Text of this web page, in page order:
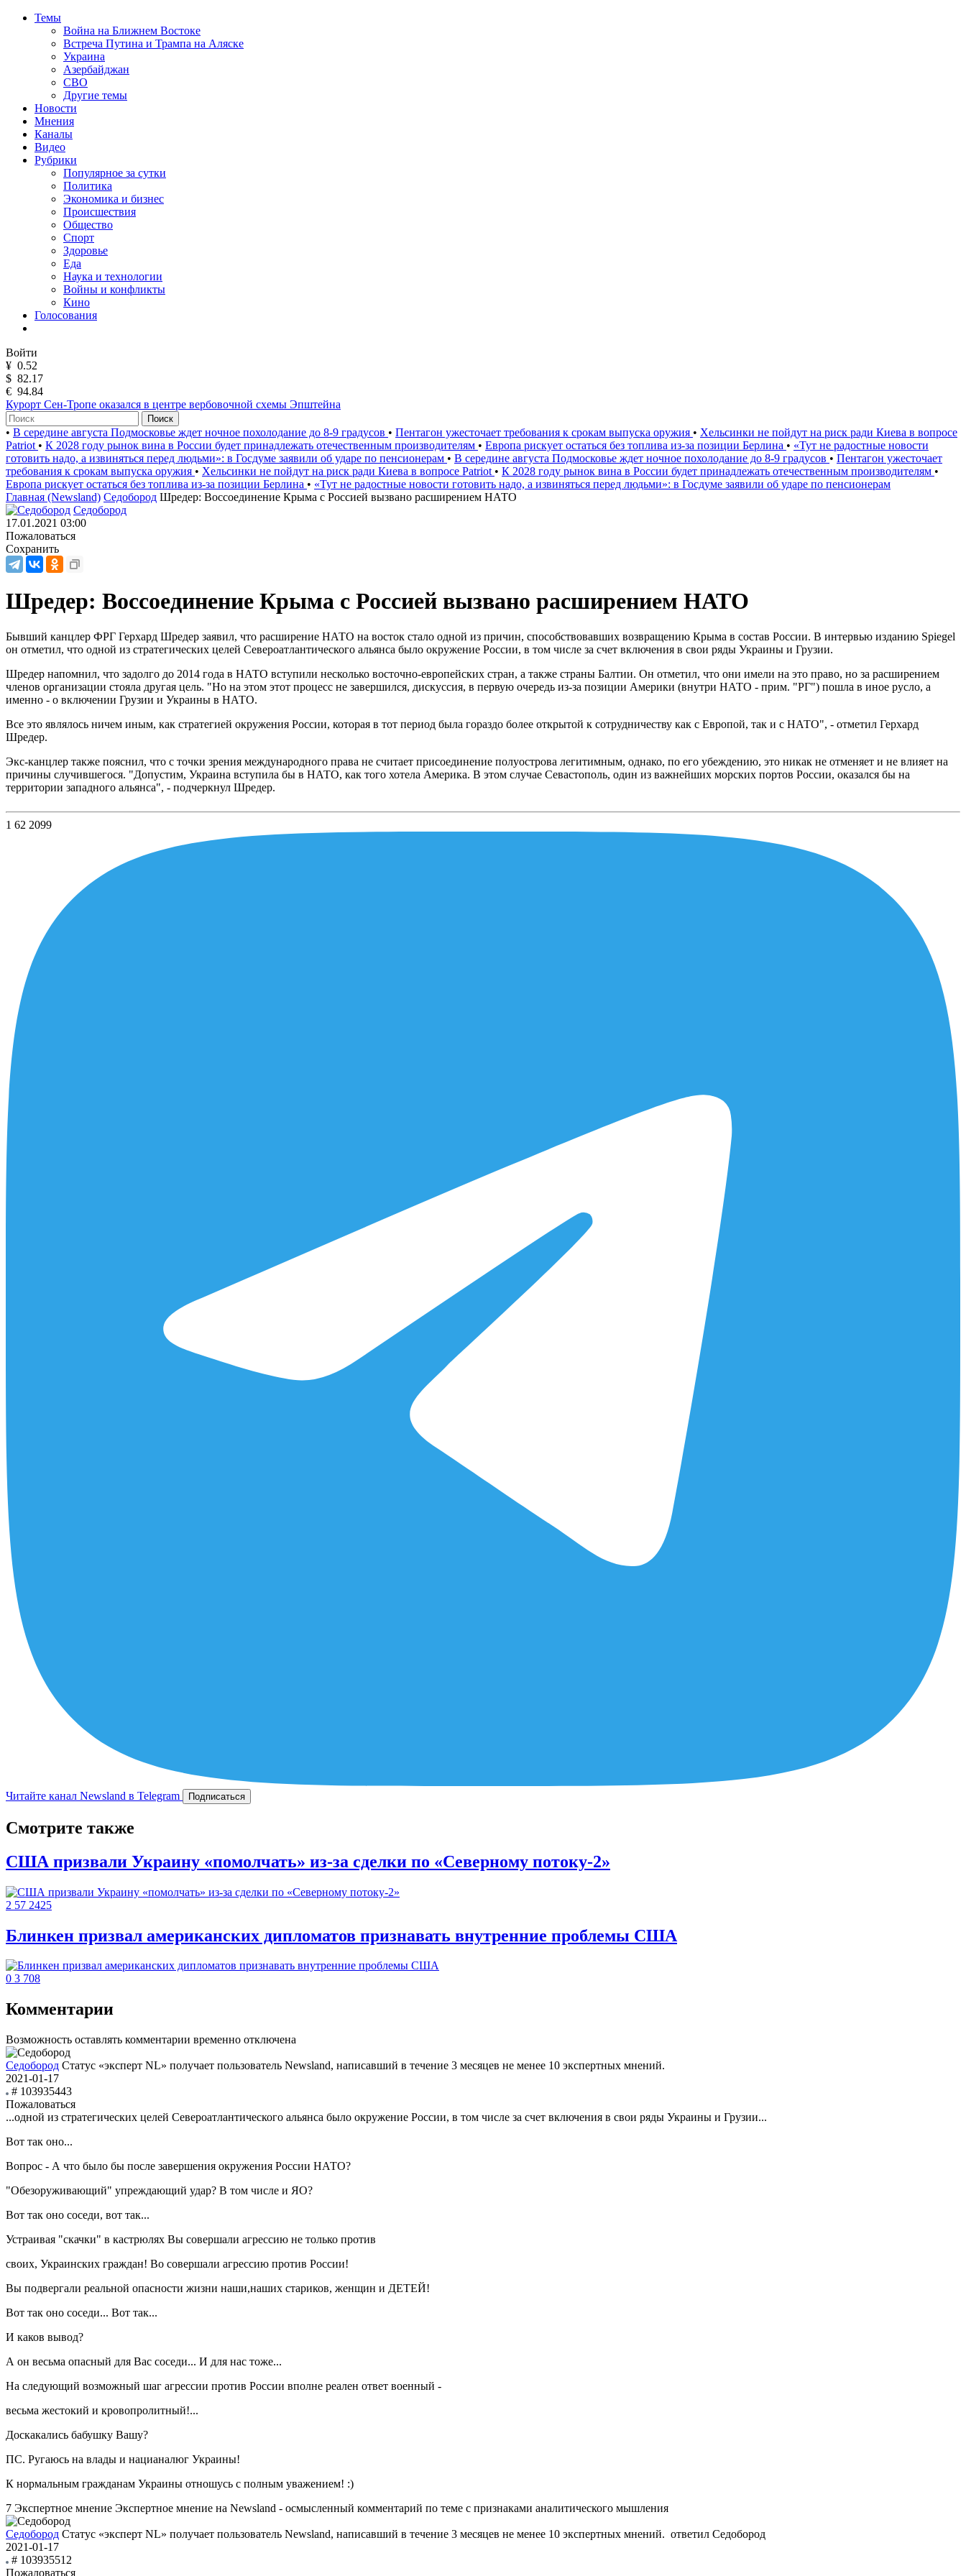
Темы
Война на Ближнем Востоке
Встреча Путина и Трампа на Аляске
Украина
Азербайджан
СВО
Другие темы
Новости
Мнения
Каналы
Видео
Рубрики
Популярное за сутки
Политика
Экономика и бизнес
Происшествия
Общество
Спорт
Здоровье
Еда
Наука и технологии
Войны и конфликты
Кино
Голосования
Войти
¥ 0.52
$ 82.17
€ 94.84
Курорт Сен-Тропе оказался в центре вербовочной схемы Эпштейна
Поиск
• В середине августа Подмосковье ждет ночное похолодание до 8-9 градусов • Пентагон ужесточает требования к срокам выпуска оружия • Хельсинки не пойдут на риск ради Киева в вопросе
Patriot • К 2028 году рынок вина в России будет принадлежать отечественным производителям • Европа рискует остаться без топлива из-за позиции Берлина • «Тут не радостные новости
готовить надо, а извиняться перед людьми»: в Госдуме заявили об ударе по пенсионерам • В середине августа Подмосковье ждет ночное похолодание до 8-9 градусов • Пентагон ужесточает
требования к срокам выпуска оружия • Хельсинки не пойдут на риск ради Киева в вопросе Patriot • К 2028 году рынок вина в России будет принадлежать отечественным производителям •
Европа рискует остаться без топлива из-за позиции Берлина • «Тут не радостные новости готовить надо, а извиняться перед людьми»: в Госдуме заявили об ударе по пенсионерам
Главная (Newsland) Седобород Шредер: Воссоединение Крыма с Россией вызвано расширением НАТО
Седобород
17.01.2021 03:00
Пожаловаться
Сохранить
Шредер: Воссоединение Крыма с Россией вызвано расширением НАТО
Бывший канцлер ФРГ Герхард Шредер заявил, что расширение НАТО на восток стало одной из причин, способствовавших возвращению Крыма в состав России. В интервью изданию Spiegel
он отметил, что одной из стратегических целей Североатлантического альянса было окружение России, в том числе за счет включения в свои ряды Украины и Грузии.
Шредер напомнил, что задолго до 2014 года в НАТО вступили несколько восточно-европейских стран, а также страны Балтии. Он отметил, что они имели на это право, но за расширением
членов организации стояла другая цель. "Но на этом этот процесс не завершился, дискуссия, в первую очередь из-за позиции Америки (внутри НАТО - прим. "РГ") пошла в иное русло, а
именно - о включении Грузии и Украины в НАТО.
Все это являлось ничем иным, как стратегией окружения России, которая в тот период была гораздо более открытой к сотрудничеству как с Европой, так и с НАТО", - отметил Герхард
Шредер.
Экс-канцлер также пояснил, что с точки зрения международного права не считает присоединение полуострова легитимным, однако, по его убеждению, это никак не отменяет и не влияет на
причины случившегося. "Допустим, Украина вступила бы в НАТО, как того хотела Америка. В этом случае Севастополь, один из важнейших морских портов России, оказался бы на
территории западного альянса", - подчеркнул Шредер.
1 62 2099
Читайте канал Newsland в Telegram Подписаться
Смотрите также
США призвали Украину «помолчать» из-за сделки по «Северному потоку-2»
2 57 2425
Блинкен призвал американских дипломатов признавать внутренние проблемы США
0 3 708
Комментарии
Возможность оставлять комментарии временно отключена
Седобород Статус «эксперт NL» получает пользователь Newsland, написавший в течение 3 месяцев не менее 10 экспертных мнений.
2021-01-17
# 103935443
Пожаловаться
...одной из стратегических целей Североатлантического альянса было окружение России, в том числе за счет включения в свои ряды Украины и Грузии...
Вот так оно...
Вопрос - А что было бы после завершения окружения России НАТО?
"Обезоруживающий" упреждающий удар? В том числе и ЯО?
Вот так оно соседи, вот так...
Устраивая "скачки" в кастрюлях Вы совершали агрессию не только против
своих, Украинских граждан! Во совершали агрессию против России!
Вы подвергали реальной опасности жизни наши,наших стариков, женщин и ДЕТЕЙ!
Вот так оно соседи... Вот так...
И каков вывод?
А он весьма опасный для Вас соседи... И для нас тоже...
На следующий возможный шаг агрессии против России вполне реален ответ военный -
весьма жестокий и кровопролитный!...
Доскакались бабушку Вашу?
ПС. Ругаюсь на влады и нацианалюг Украины!
К нормальным гражданам Украины отношусь с полным уважением! :)
7 Экспертное мнение Экспертное мнение на Newsland - осмысленный комментарий по теме с признаками аналитического мышления
Седобород Статус «эксперт NL» получает пользователь Newsland, написавший в течение 3 месяцев не менее 10 экспертных мнений. ответил Седобород
2021-01-17
# 103935512
Пожаловаться